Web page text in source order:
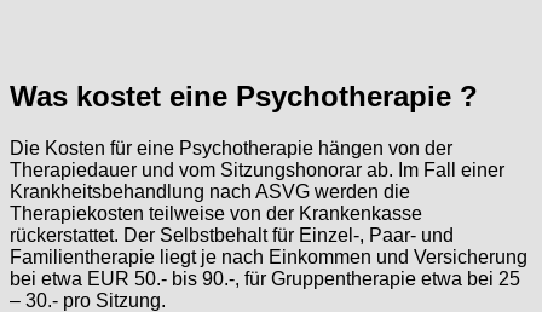
Was kostet eine Psychotherapie ?
Die Kosten für eine Psychotherapie hängen von der
Therapiedauer und vom Sitzungshonorar ab. Im Fall einer
Krankheitsbehandlung nach ASVG werden die
Therapiekosten teilweise von der Krankenkasse
rückerstattet. Der Selbstbehalt für Einzel-, Paar- und
Familientherapie liegt je nach Einkommen und Versicherung
bei etwa EUR 50.- bis 90.-, für Gruppentherapie etwa bei 25
– 30.- pro Sitzung.